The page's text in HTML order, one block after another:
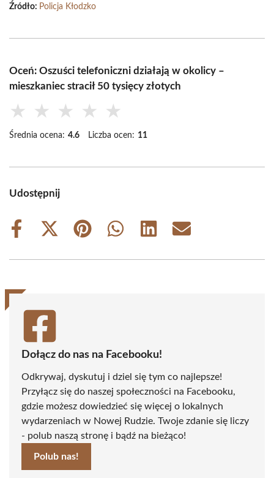
Źródło: Policja Kłodzko
Oceń: Oszuści telefoniczni działają w okolicy –
mieszkaniec stracił 50 tysięcy złotych
★ ★ ★ ★ ★
Średnia ocena: 4.6 Liczba ocen: 11
Udostępnij
Share
Share
(Twitter)
Share
Share
Share
Share
Dołącz do nas na Facebooku!
Odkrywaj, dyskutuj i dziel się tym co najlepsze!
Przyłącz się do naszej społeczności na Facebooku,
gdzie możesz dowiedzieć się więcej o lokalnych
wydarzeniach w Nowej Rudzie. Twoje zdanie się liczy
- polub naszą stronę i bądź na bieżąco!
Polub nas!